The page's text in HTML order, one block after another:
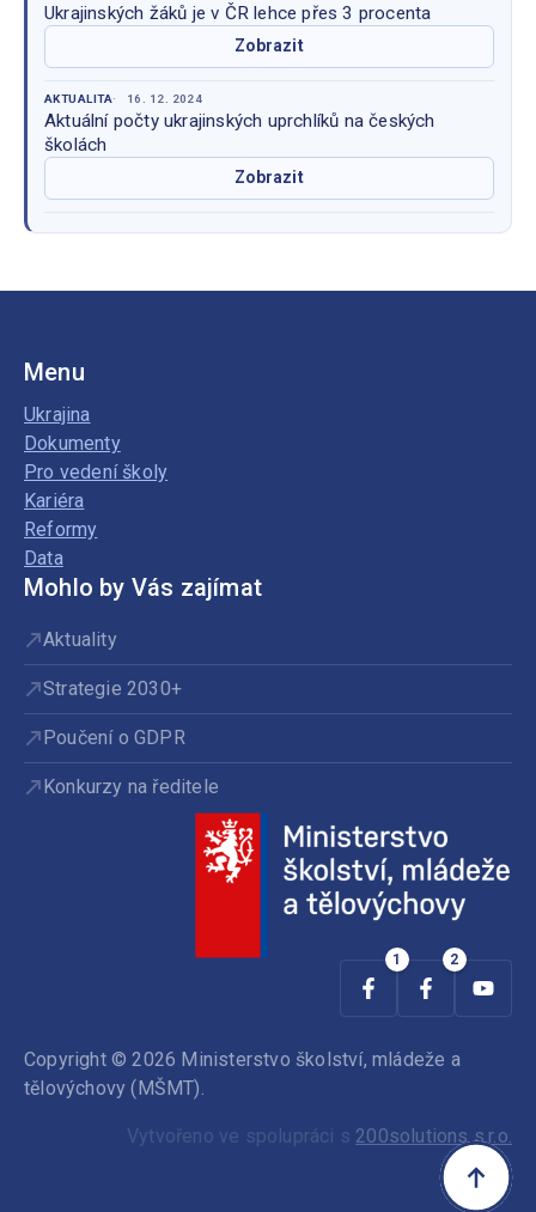
Ukrajinských žáků je v ČR lehce přes 3 procenta
Zobrazit
AKTUALITA 16. 12. 2024
Aktuální počty ukrajinských uprchlíků na českých
školách
Zobrazit
Menu
Ukrajina
Dokumenty
Pro vedení školy
Kariéra
Reformy
Data
Mohlo by Vás zajímat
Aktuality
Strategie 2030+
Poučení o GDPR
Konkurzy na ředitele
Copyright © 2026 Ministerstvo školství, mládeže a
tělovýchovy (MŠMT).
Vytvořeno ve spolupráci s 200solutions s.r.o.